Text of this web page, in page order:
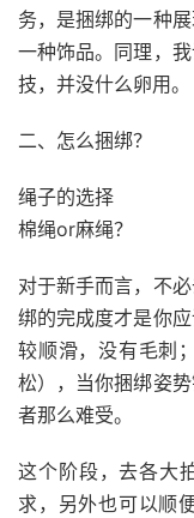
务，是捆绑的一种
一种饰品。同理，
技，并没什么卵用。
二、怎么捆绑？
绳子的选择
棉绳or麻绳？
对于新手而言，不
绑的完成度才是你
较顺滑，没有毛刺
松），当你捆绑姿
者那么难受。
这个阶段，去各大
求，另外也可以顺